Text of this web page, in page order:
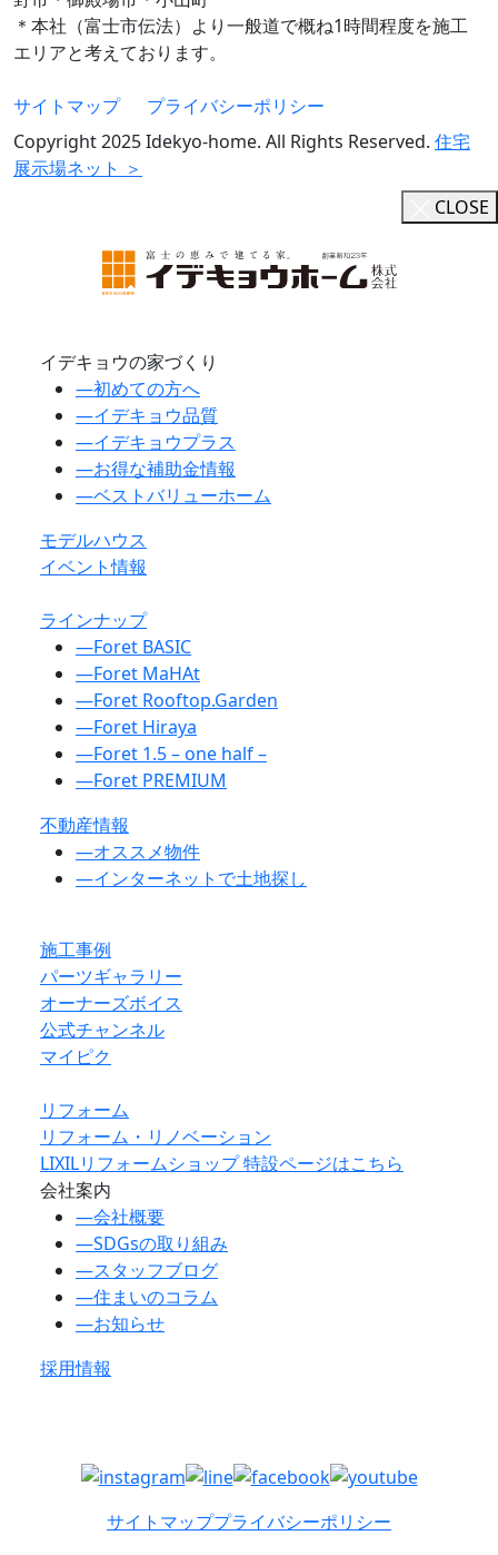
＊本社（富士市伝法）より一般道で概ね1時間程度を施工
エリアと考えております。
サイトマップ
プライバシーポリシー
Copyright 2025 Idekyo-home. All Rights Reserved. 住宅
展示場ネット ＞
CLOSE
イデキョウの家づくり
―初めての方へ
―イデキョウ品質
―イデキョウプラス
―お得な補助金情報
―ベストバリューホーム
モデルハウス
イベント情報
ラインナップ
―Foret BASIC
―Foret MaHAt
―Foret Rooftop.Garden
―Foret Hiraya
―Foret 1.5 – one half –
―Foret PREMIUM
不動産情報
―オススメ物件
―インターネットで土地探し
施工事例
パーツギャラリー
オーナーズボイス
公式チャンネル
マイピク
リフォーム
リフォーム・リノベーション
LIXILリフォームショップ 特設ページはこちら
会社案内
―会社概要
―SDGsの取り組み
―スタッフブログ
―住まいのコラム
―お知らせ
採用情報
サイトマッププライバシーポリシー